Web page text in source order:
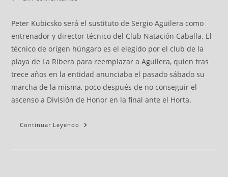
Peter Kubicsko será el sustituto de Sergio Aguilera como
entrenador y director técnico del Club Natación Caballa. El
técnico de origen húngaro es el elegido por el club de la
playa de La Ribera para reemplazar a Aguilera, quien tras
trece años en la entidad anunciaba el pasado sábado su
marcha de la misma, poco después de no conseguir el
ascenso a División de Honor en la final ante el Horta.
Continuar Leyendo